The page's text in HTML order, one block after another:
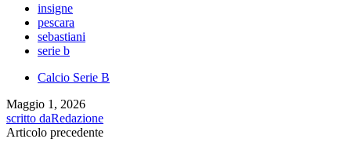
insigne
pescara
sebastiani
serie b
Calcio Serie B
Maggio 1, 2026
scritto daRedazione
Articolo precedente